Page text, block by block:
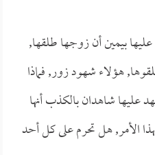
بيمين أن زوجها طلقها,
هؤلاء شهود زور, فماذا
عليها شاهدان بالكذب أنها
الأمر, هل تحرم على كل أحد